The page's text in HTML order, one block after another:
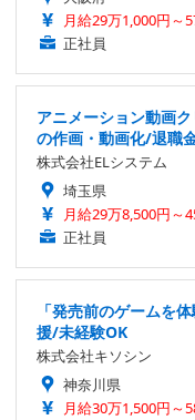
月給29万1,000円～
正社員
アニメーション動画
の作画・動画化/退職
株式会社ELシステム
埼玉県
月給29万8,500円～
正社員
「発売前のゲームを
援/未経験OK
株式会社キソシン
神奈川県
月給30万1,500円～